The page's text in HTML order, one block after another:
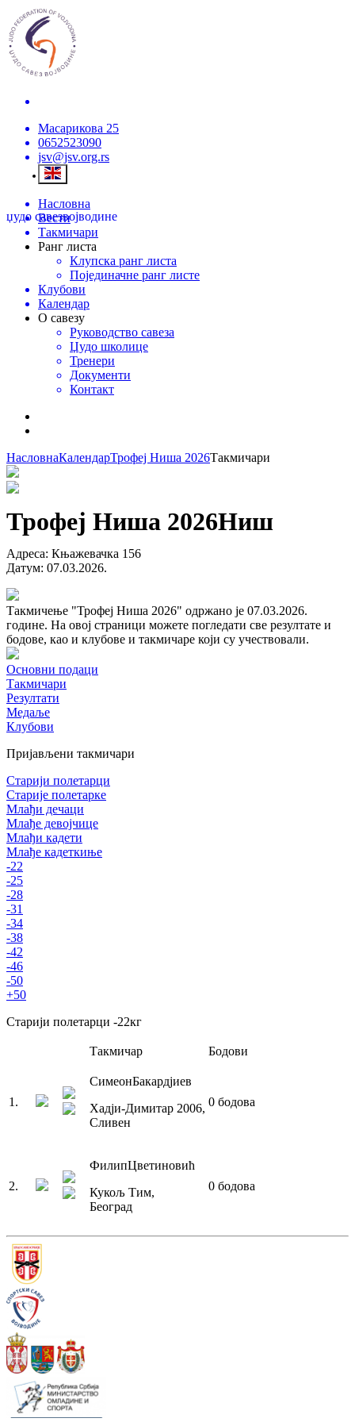
Масарикова 25
0652523090
jsv@jsv.org.rs
џудо савезвојводине
Насловна
Вести
Такмичари
Ранг листа
Клупска ранг листа
Појединачне ранг листе
Клубови
Календар
О савезу
Руководство савеза
Џудо школице
Тренери
Документи
Контакт
НасловнаКалендарТрофеј Ниша 2026Такмичари
Трофеј Ниша 2026Ниш
Адреса: Књажевачка 156
Датум: 07.03.2026.
Такмичење "Трофеј Ниша 2026" одржано је 07.03.2026.
године. На овој страници можете погледати све резултате и
бодове, као и клубове и такмичаре који су учествовали.
Основни подаци
Такмичари
Резултати
Медаље
Клубови
Пријављени такмичари
Старији полетарци
Старије полетарке
Млађи дечаци
Млађе девојчице
Млађи кадети
Млађе кадеткиње
-22
-25
-28
-31
-34
-38
-42
-46
-50
+50
Старији полетарци -22кг
Такмичар Бодови
1 .
СимеонБакардјиев
Хадји-Димитар 2006,
Сливен
0 бодова
2.
ФилипЦветиновић
Кукољ Тим,
Београд
0 бодова